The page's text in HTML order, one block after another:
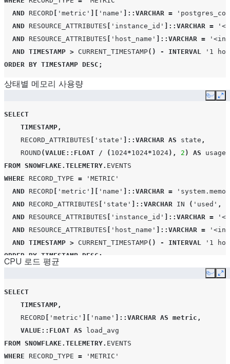
AND RECORD 'metric' 'name' ::VARCHAR =
AND RESOURCE_ATTRIBUTES 'instance_id' ::VARCHAR =
AND RESOURCE_ATTRIBUTES 'host_name' ::VARCHAR =
AND TIMESTAMP > CURRENT_TIMESTAMP() - INTERVAL
'1
ORDER BY TIMESTAMP DESC ;
상태별 메모리 사용량
Copy
SELECT
TIMESTAMP ,
RECORD_ATTRIBUTES
'state' ::VARCHAR AS state ,
ROUND (VALUE ::FLOAT / ( 1024*1024*1024), 2 ) AS
FROM SNOWFLAKE . TELEMETRY. EVENTS
WHERE
RECORD_TYPE =
'METRIC'
AND RECORD 'metric' 'name' ::VARCHAR =
AND RECORD_ATTRIBUTES 'state' ::VARCHAR IN ( 'used' ,
AND RESOURCE_ATTRIBUTES 'instance_id' ::VARCHAR =
AND RESOURCE_ATTRIBUTES 'host_name' ::VARCHAR =
AND TIMESTAMP > CURRENT_TIMESTAMP() - INTERVAL
'1
ORDER BY TIMESTAMP DESC ;
CPU 로드 평균
Copy
SELECT
TIMESTAMP ,
RECORD
'metric' 'name' ::VARCHAR AS metric ,
VALUE ::FLOAT AS
load_avg
FROM SNOWFLAKE . TELEMETRY. EVENTS
WHERE
RECORD_TYPE =
'METRIC'